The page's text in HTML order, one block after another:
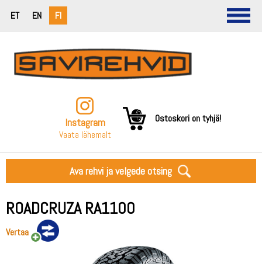
ET EN FI
Instagram
Vaata lähemalt
Ostoskori on tyhjä!
Ava rehvi ja velgede otsing
ROADCRUZA RA1100
Vertaa